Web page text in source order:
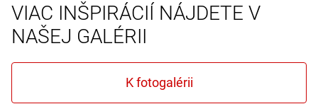
VIAC INŠPIRÁCIÍ NÁJDETE V
NAŠEJ GALÉRII